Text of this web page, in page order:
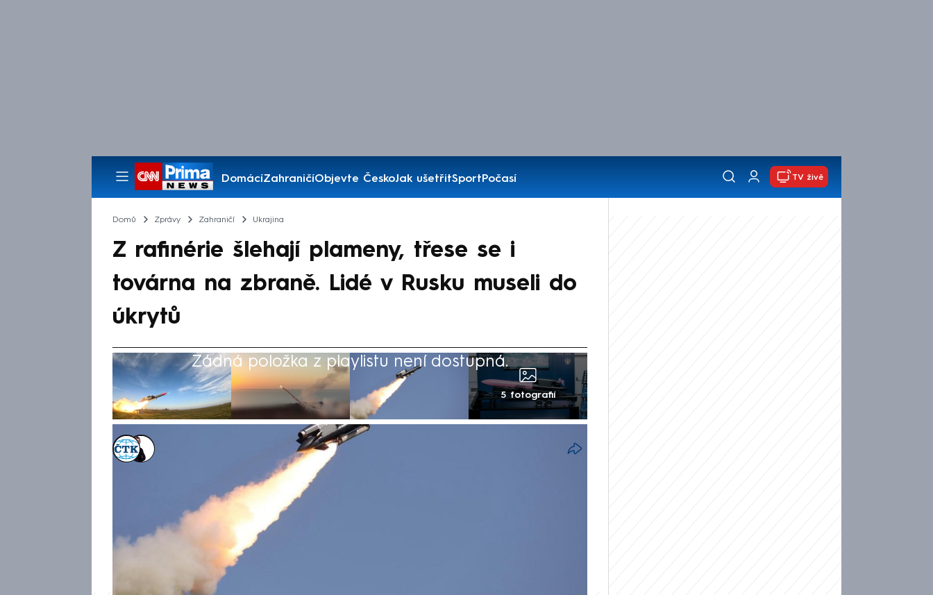
DomácíZahraničíObjevte ČeskoJak ušetřitSportPočasí
Pořady
TV živě
Domů Zprávy Zahraničí Ukrajina
Z rafinérie šlehají plameny, třese se i
továrna na zbraně. Lidé v Rusku museli do
úkrytů
Žádná položka z playlistu není dostupná.
5 fotografií
ČTK
10. čvn 2026, 08:12
Ukrajinská armáda si připsala další úspěšný úder v hloubi Ruska. V noci
na středu drony zasáhly ropnou rafinerii v Samaře, k útoku na
výzkumný a výrobní závod v Čeboksarech v Čuvašsku pak použila
rakety Flamingo. Informují o tom ukrajinská média, zprávy však nelze
nezávisle ověřit.